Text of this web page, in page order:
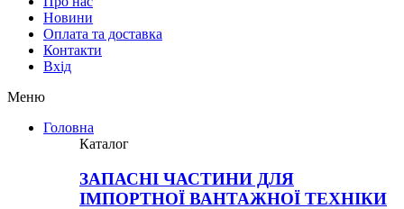
Новини
Оплата та доставка
Контакти
Вхiд
Меню
Головна
Каталог
ЗАПАСНІ ЧАСТИНИ ДЛЯ
ІМПОРТНОЇ ВАНТАЖНОЇ ТЕХНІКИ